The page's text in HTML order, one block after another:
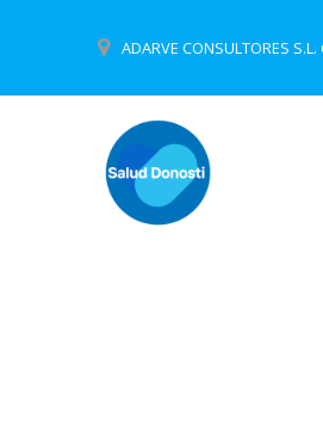
ADARVE CONSULTORES